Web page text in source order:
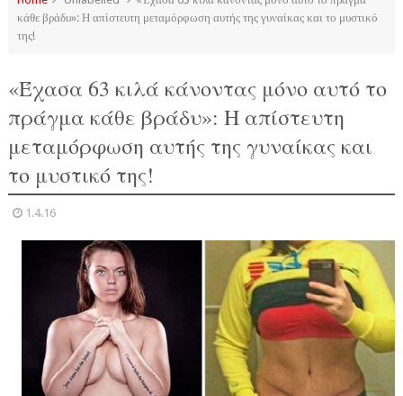
κάθε βράδυ»: Η απίστευτη μεταμόρφωση αυτής της γυναίκας και το μυστικό
της!
«Έχασα 63 κιλά κάνοντας μόνο αυτό το
πράγμα κάθε βράδυ»: Η απίστευτη
μεταμόρφωση αυτής της γυναίκας και
το μυστικό της!
1.4.16